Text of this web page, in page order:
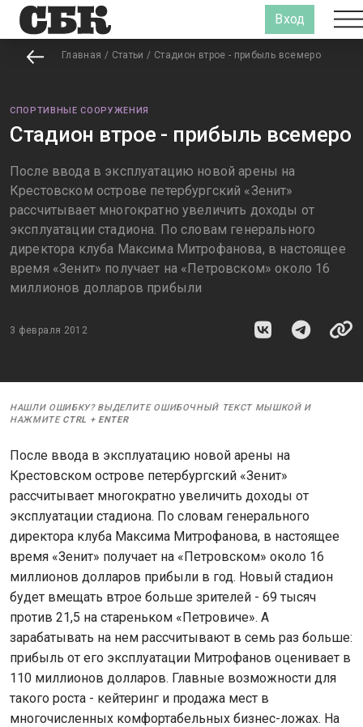
Вход
Главная / Статьи / Стадион втрое - прибыль всемеро
СПОРТИВНЫЕ СООРУЖЕНИЯ
Стадион втрое - прибыль всемеро
После ввода в эксплуатацию новой арены на
Крестовском острове петербургский «Зенит»
рассчитывает многократно увеличить доходы от
эксплуатации стадиона. По словам генерального
директора клуба Максима Митрофанова, в настоящее
время «Зенит» получает на «Петровском» около 16
миллионов долларов прибыли
3 февраля 2012
НАШЛИ ОШИБКУ? ВЫДЕЛИТЕ ОШИБОЧНЫЙ ТЕКСТ МЫШКОЙ И
НАЖМИТЕ CTRL + ENTER
После ввода в эксплуатацию новой арены на
Крестовском острове петербургский «Зенит»
рассчитывает многократно увеличить доходы от
эксплуатации стадиона. По словам генерального
директора клуба Максима Митрофанова, в настоящее
время «Зенит» получает на «Петровском» около 16
миллионов долларов прибыли в год. Новый стадион
будет вмещать втрое больше зрителей - 69 тысяч
против 21,5 на стареньком «Петровиче». А
зарабатывать на нем рассчитывают в семь раз больше:
прибыль от его эксплуатации Митрофанов оценивает в
110 миллионов долларов. Главные возможности для
такого роста - кейтеринг и продажа мест в
многочисленных комфортабельных бизнес-ложах. На